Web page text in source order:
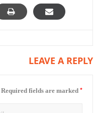
LEAVE A REPLY
Required fields are marked *